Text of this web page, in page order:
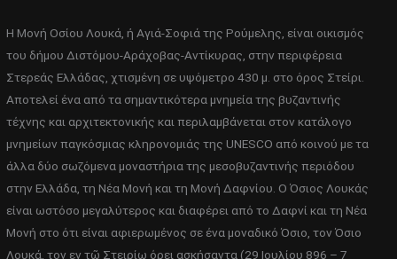
Η Μονή Οσίου Λουκά, ή Αγιά-Σοφιά της Ρούμελης, είναι οικισμός
του δήμου Διστόμου-Αράχοβας-Αντίκυρας, στην περιφέρεια
Στερεάς Ελλάδας, χτισμένη σε υψόμετρο 430 μ. στο όρος Στείρι.
Αποτελεί ένα από τα σημαντικότερα μνημεία της βυζαντινής
τέχνης και αρχιτεκτονικής και περιλαμβάνεται στον κατάλογο
μνημείων παγκόσμιας κληρονομιάς της UNESCO από κοινού με τα
άλλα δύο σωζόμενα μοναστήρια της μεσοβυζαντινής περιόδου
στην Ελλάδα, τη Νέα Μονή και τη Μονή Δαφνίου. Ο Όσιος Λουκάς
είναι ωστόσο μεγαλύτερος και διαφέρει από το Δαφνί και τη Νέα
Μονή στο ότι είναι αφιερωμένος σε ένα μοναδικό Όσιο, τον Όσιο
Λουκά, τον εν τῷ Στειρίῳ όρει ασκήσαντα (29 Ιουλίου 896 – 7